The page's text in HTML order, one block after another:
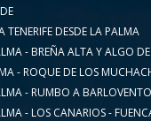
TENERIFE DESDE LA PALMA
- BREÑA ALTA Y ALGO
- ROQUE DE LOS
- RUMBO A
- LOS CANARIOS -